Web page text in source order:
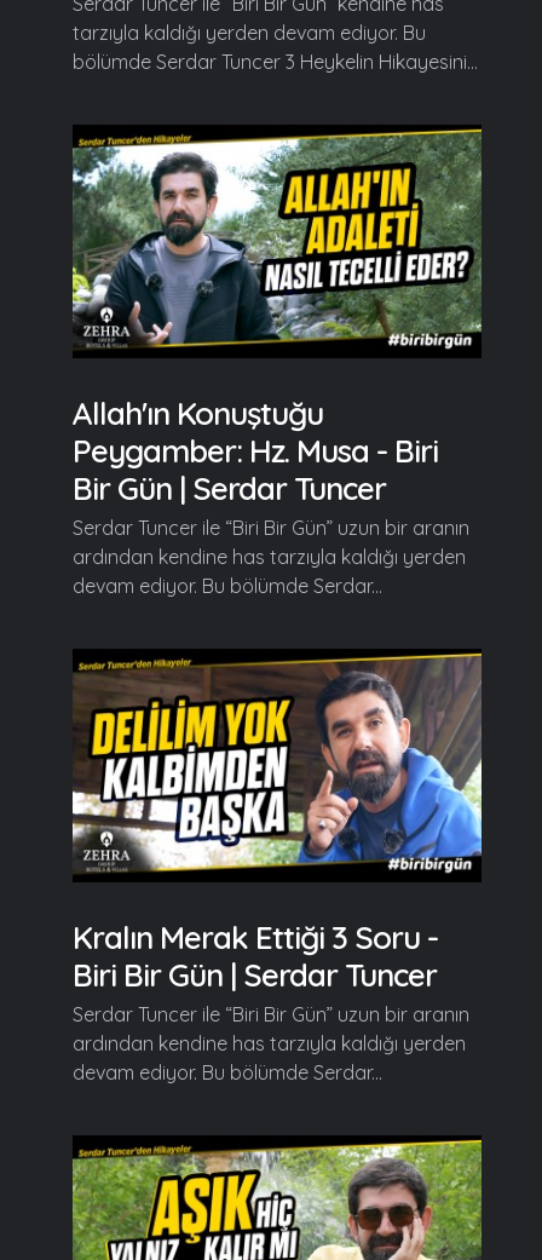
tarzıyla kaldığı yerden devam ediyor. Bu
bölümde Serdar Tuncer 3 Heykelin Hikayesini...
Allah'ın Konuştuğu
Peygamber: Hz. Musa - Biri
Bir Gün | Serdar Tuncer
Serdar Tuncer ile “Biri Bir Gün” uzun bir aranın
ardından kendine has tarzıyla kaldığı yerden
devam ediyor. Bu bölümde Serdar...
Kralın Merak Ettiği 3 Soru -
Biri Bir Gün | Serdar Tuncer
Serdar Tuncer ile “Biri Bir Gün” uzun bir aranın
ardından kendine has tarzıyla kaldığı yerden
devam ediyor. Bu bölümde Serdar...